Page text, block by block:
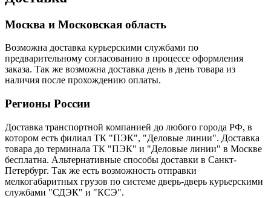
Москва и Московская область
Возможна доставка курьерскими службами по
предварительному согласованию в процессе оформления
заказа. Так же возможна доставка день в день товара из
наличия после прохождению оплаты.
Регионы России
Доставка транспортной компанией до любого города РФ, в
котором есть филиал ТК "ПЭК", "Деловые линии". Доставка
товара до терминала ТК "ПЭК" и "Деловые линии" в Москве
бесплатна. Альтернативные способы доставки в Санкт-
Петербург. Так же есть возможность отправки
мелкогабаритных грузов по системе дверь-дверь курьерскими
службами "СДЭК" и "КСЭ".